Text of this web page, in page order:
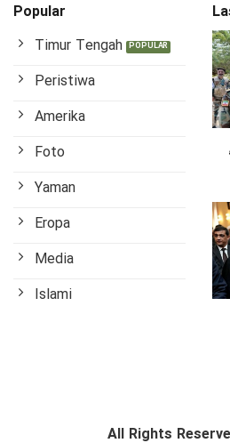
Popular
Timur Tengah
Peristiwa
Amerika
Foto
Yaman
Eropa
Media
Islami
All Rights